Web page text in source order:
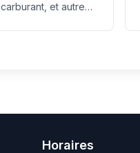
et autres
Horaires